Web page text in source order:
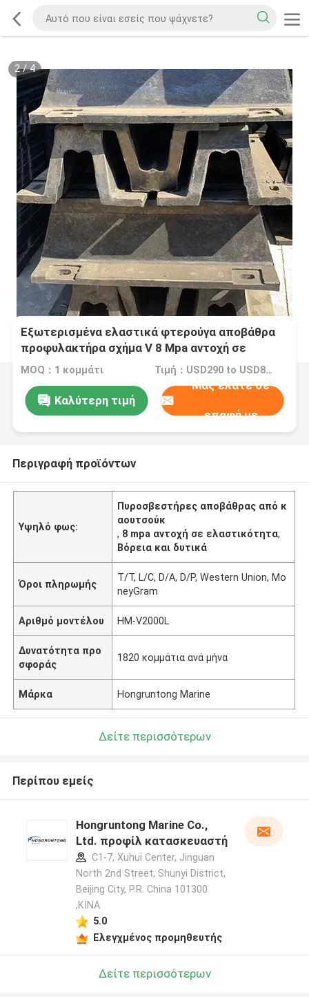
2/4
Εξωτερισμένα ελαστικά φτερούγα αποβάθρα
προφυλακτήρα σχήμα V 8 Mpa αντοχή σε
τέντωμα
MOQ：1 κομμάτι Τιμή：USD290 to USD810 Per Piece
Καλύτερη τιμή
Μας ελάτε σε
επαφή με
Περιγραφή προϊόντων
Υψηλό φως:
Πυροσβεστήρες αποβάθρας από κ
αουτσούκ
, 8 mpa αντοχή σε ελαστικότητα,
Βόρεια και δυτικά
Όροι πληρωμής
T/T, L/C, D/A, D/P, Western Union, Mo
neyGram
Αριθμό μοντέλου HM-V2000L
Δυνατότητα προ
σφοράς
1820 κομμάτια ανά μήνα
Μάρκα Hongruntong Marine
Δείτε περισσότερων
Περίπου εμείς
Hongruntong Marine Co.,
Ltd. προφίλ κατασκευαστή
C1-7, Xuhui Center, Jinguan
North 2nd Street, Shunyi District,
Beijing City, P.R. China 101300
,ΚΙΝΑ
5.0
Ελεγχμένος προμηθευτής
Δείτε περισσότερων